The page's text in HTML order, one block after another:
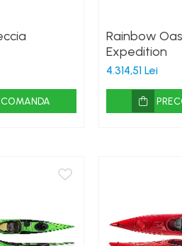
Rainbow
Expedition
4.314,51 Lei